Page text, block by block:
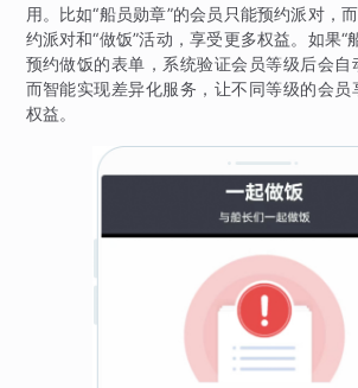
用。比如“船员勋章”的会员只能预约派对，
约派对和“做饭”活动，享受更多权益。如果“
预约做饭的表单，系统验证会员等级后会自
而智能实现差异化服务，让不同等级的会员
权益。